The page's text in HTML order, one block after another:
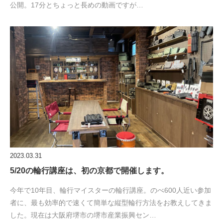
公開。17分とちょっと長めの動画ですが…
2023.03.31
5/20の輪行講座は、初の京都で開催します。
今年で10年目、輪行マイスターの輪行講座。のべ600人近い参加
者に、最も効率的で速くて簡単な縦型輪行方法をお教えしてきま
した。現在は大阪府堺市の堺市産業振興セン…